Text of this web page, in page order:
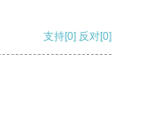
支持[0] 反对[0]